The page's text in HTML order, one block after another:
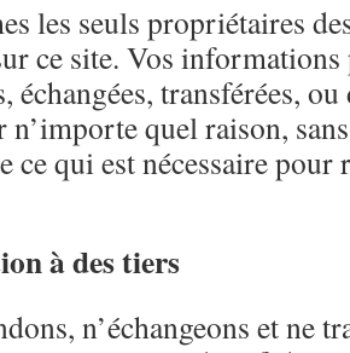
les seuls propriétaires
ce site. Vos informations
échangées, transférées,
n’importe quel raison,
ce qui est nécessaire pour
à des tiers
n’échangeons et ne